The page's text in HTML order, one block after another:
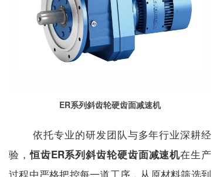
ER系列斜齿轮硬齿面减速机
依托专业的研发团队与多年行业深耕经
验，恒齿ER系列斜齿轮硬齿面减速机在生产
过程中严格把控每一道工序，从原材料筛选到